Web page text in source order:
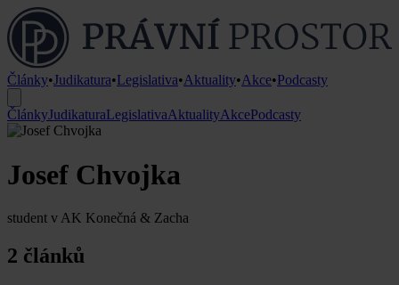
Články•Judikatura•Legislativa•Aktuality•Akce•Podcasty
ČlánkyJudikaturaLegislativaAktualityAkcePodcasty
Josef Chvojka
student v AK Konečná & Zacha
2 článků